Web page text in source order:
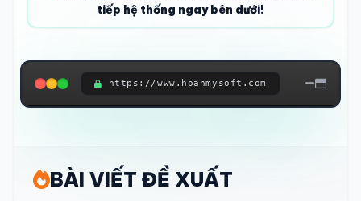
tiếp hệ thống ngay bên dưới!
https://www.hoanmysoft.com
BÀI VIẾT ĐỀ XUẤT